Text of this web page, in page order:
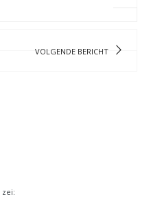
VOLGENDE BERICHT
zei: